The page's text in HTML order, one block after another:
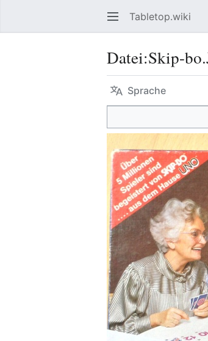
Tabletop.wiki
Datei:Skip-
Sprache